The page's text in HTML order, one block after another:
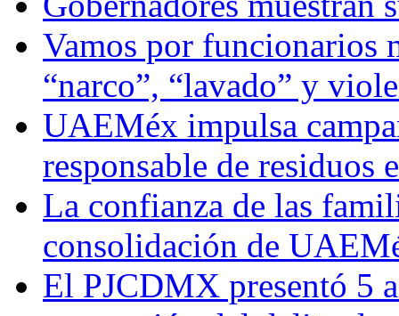
Vamos por funcionarios
“narco”, “lavado” y
UAEMéx impulsa
responsable de residuos
La confianza de las
consolidación de
El PJCDMX presentó 5